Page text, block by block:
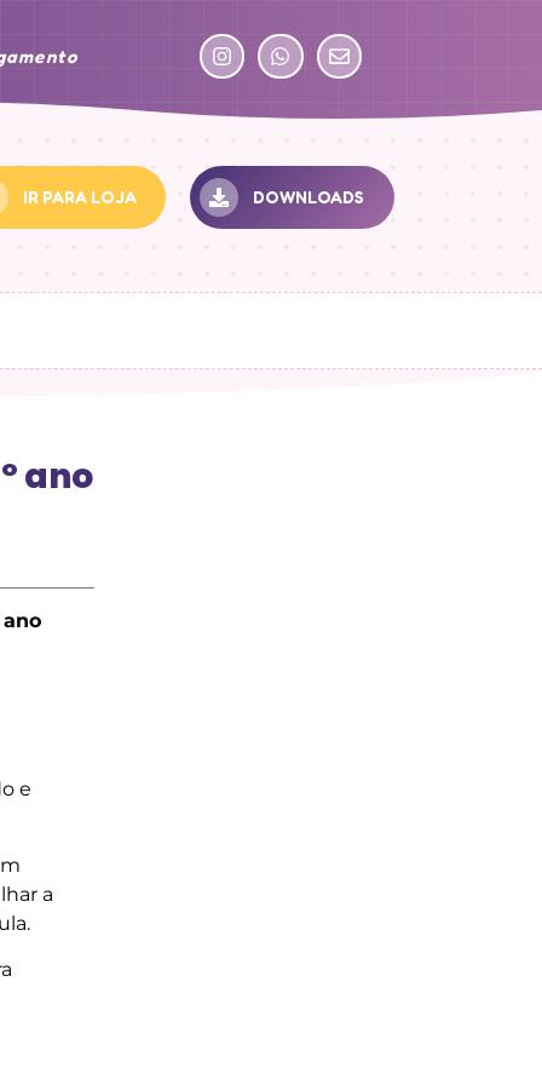
IR PARA LOJA DOWNLOADS
ano
e
a